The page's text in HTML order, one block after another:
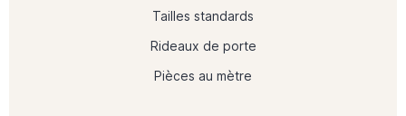
Tailles standards
Rideaux de porte
Pièces au mètre